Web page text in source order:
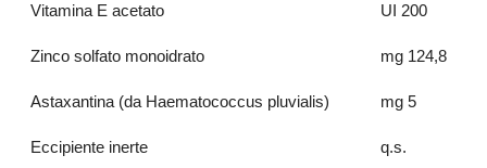
Vitamina E acetato UI 200
Zinco solfato monoidrato mg 124,8
Astaxantina (da Haematococcus pluvialis) mg 5
Eccipiente inerte q.s.